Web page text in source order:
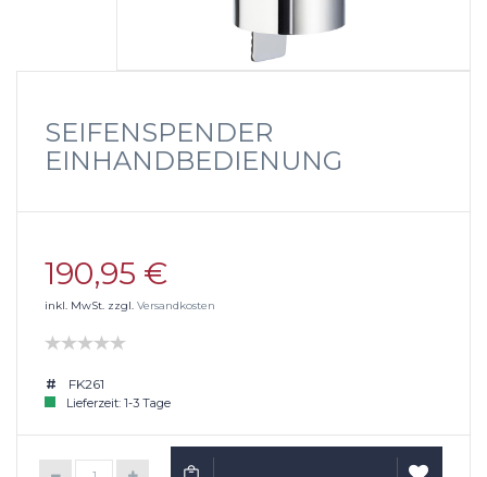
SEIFENSPENDER
EINHANDBEDIENUNG
190,95 €
inkl. MwSt. zzgl. Versandkosten
FK261
Lieferzeit: 1-3 Tage